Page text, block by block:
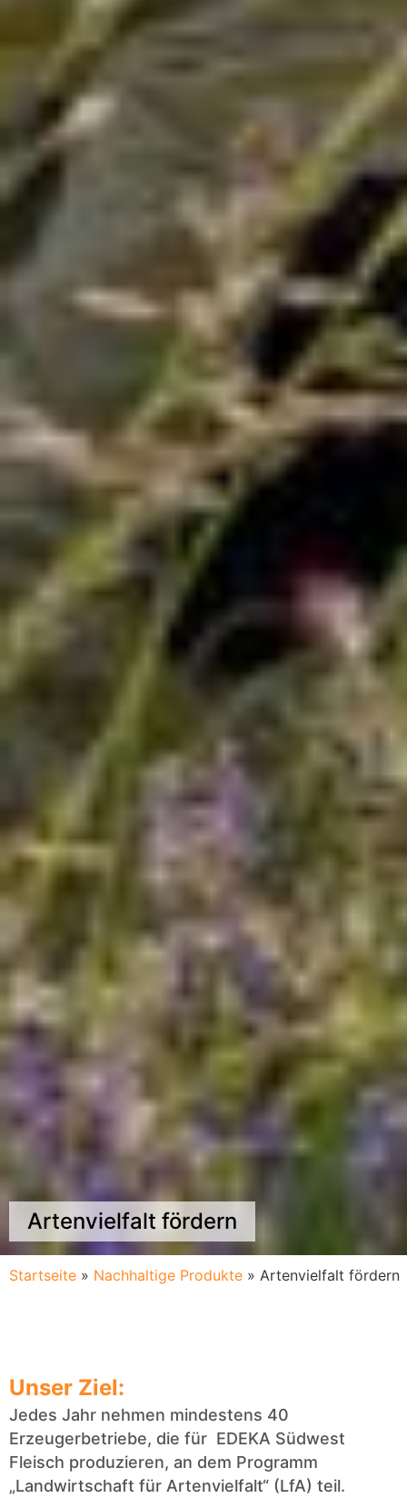
Artenvielfalt fördern
Startseite » Nachhaltige Produkte » Artenvielfalt fördern
Unser Ziel:
Jedes Jahr nehmen mindestens 40
Erzeugerbetriebe, die für EDEKA Südwest
Fleisch produzieren, an dem Programm
„Landwirtschaft für Artenvielfalt“ (LfA) teil.